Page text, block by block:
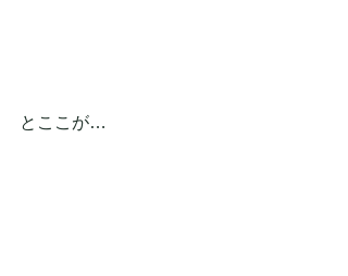
とここが…